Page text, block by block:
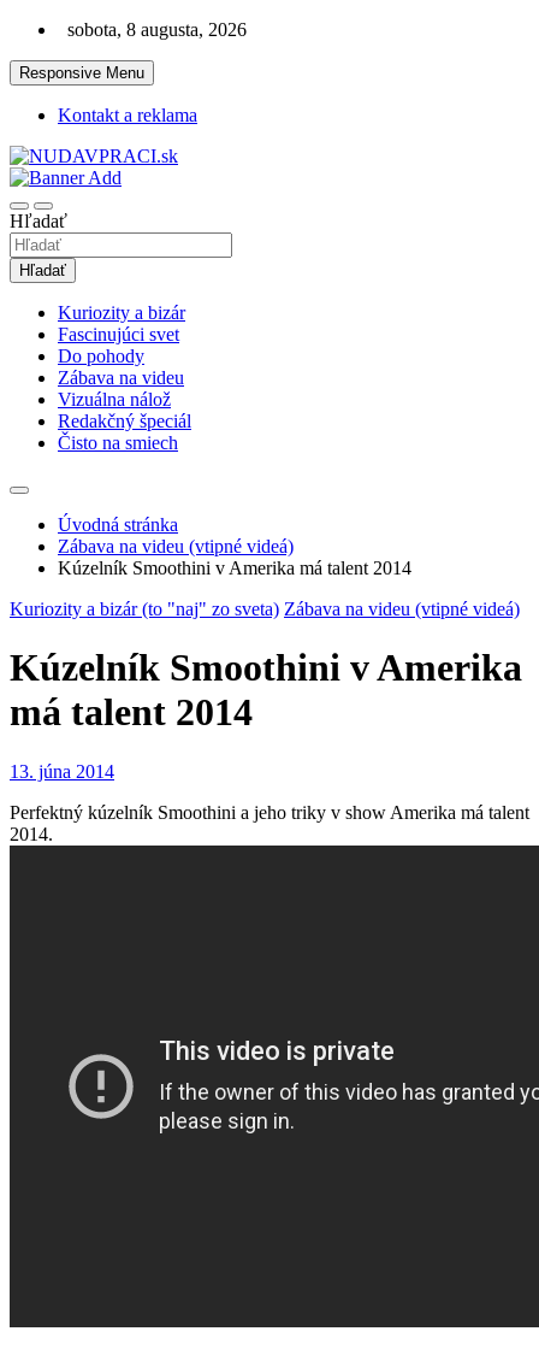
Skip
content
sobota, 8 augusta, 2026
Responsive Menu
Kontakt a reklama
nudaVpráci.sk
Hľadať
Hľadať
Kuriozity a bizár
Fascinujúci svet
Do pohody
Zábava na videu
Vizuálna nálož
Redakčný špeciál
Čisto na smiech
Úvodná stránka
Zábava na videu (vtipné videá)
Kúzelník Smoothini v Amerika má talent 2014
Kuriozity a bizár (to "naj" zo sveta) Zábava na videu (vtipné videá)
Kúzelník Smoothini v Amerika
má talent 2014
13. júna 2014
Perfektný kúzelník Smoothini a jeho triky v show Amerika má talent
2014.